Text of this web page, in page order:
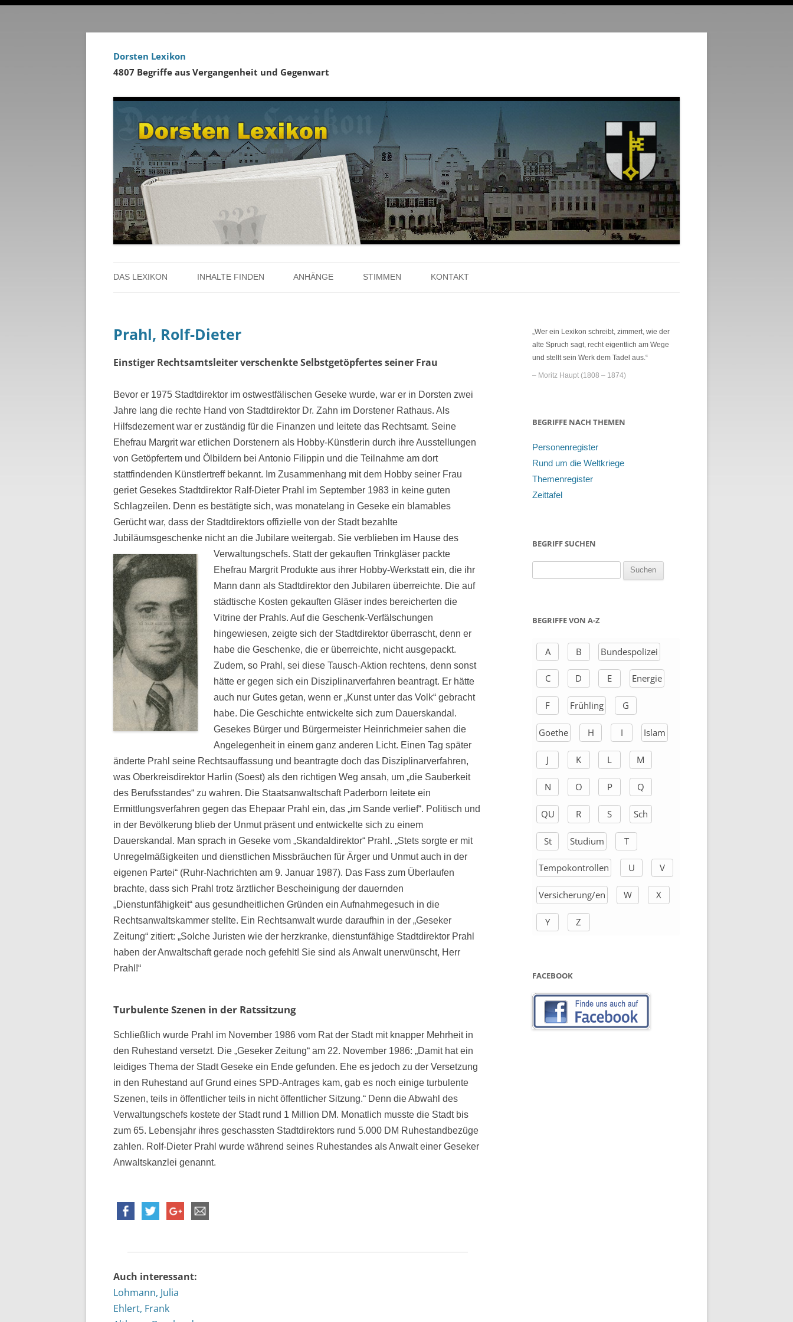
Dorsten Lexikon
4807 Begriffe aus Vergangenheit und Gegenwart
zum
DAS LEXIKON
ÜBER DAS PROJEKT
INHALTE FINDEN
PERSONENREGISTER
RUND UM DIE WELTKRIEGE
ZEITTAFEL
ANHÄNGE
LINKS
STIMMEN KONTAKT
Prahl, Rolf-Dieter
Einstiger Rechtsamtsleiter verschenkte Selbstgetöpfertes seiner Frau
Bevor er 1975 Stadtdirektor im ostwestfälischen Geseke wurde, war er in Dorsten zwei
Jahre lang die rechte Hand von Stadtdirektor Dr. Zahn im Dorstener Rathaus. Als
Hilfsdezernent war er zuständig für die Finanzen und leitete das Rechtsamt. Seine
Ehefrau Margrit war etlichen Dorstenern als Hobby-Künstlerin durch ihre Ausstellungen
von Getöpfertem und Ölbildern bei Antonio Filippin und die Teilnahme am dort
stattfindenden Künstlertreff bekannt. Im Zusammenhang mit dem Hobby seiner Frau
geriet Gesekes Stadtdirektor Ralf-Dieter Prahl im September 1983 in keine guten
Schlagzeilen. Denn es bestätigte sich, was monatelang in Geseke ein blamables
Gerücht war, dass der Stadtdirektors offizielle von der Stadt bezahlte
Jubiläumsgeschenke nicht an die Jubilare weitergab. Sie verblieben im Hause des
Verwaltungschefs. Statt der gekauften Trinkgläser packte
Ehefrau Margrit Produkte aus ihrer Hobby-Werkstatt ein, die ihr
Mann dann als Stadtdirektor den Jubilaren überreichte. Die auf
städtische Kosten gekauften Gläser indes bereicherten die
Vitrine der Prahls. Auf die Geschenk-Verfälschungen
hingewiesen, zeigte sich der Stadtdirektor überrascht, denn er
habe die Geschenke, die er überreichte, nicht ausgepackt.
Zudem, so Prahl, sei diese Tausch-Aktion rechtens, denn sonst
hätte er gegen sich ein Disziplinarverfahren beantragt. Er hätte
auch nur Gutes getan, wenn er „Kunst unter das Volk“ gebracht
habe. Die Geschichte entwickelte sich zum Dauerskandal.
Gesekes Bürger und Bürgermeister Heinrichmeier sahen die
Angelegenheit in einem ganz anderen Licht. Einen Tag später
änderte Prahl seine Rechtsauffassung und beantragte doch das Disziplinarverfahren,
was Oberkreisdirektor Harlin (Soest) als den richtigen Weg ansah, um „die Sauberkeit
des Berufsstandes“ zu wahren. Die Staatsanwaltschaft Paderborn leitete ein
Ermittlungsverfahren gegen das Ehepaar Prahl ein, das „im Sande verlief“. Politisch und
in der Bevölkerung blieb der Unmut präsent und entwickelte sich zu einem
Dauerskandal. Man sprach in Geseke vom „Skandaldirektor“ Prahl. „Stets sorgte er mit
Unregelmäßigkeiten und dienstlichen Missbräuchen für Ärger und Unmut auch in der
eigenen Partei“ (Ruhr-Nachrichten am 9. Januar 1987). Das Fass zum Überlaufen
brachte, dass sich Prahl trotz ärztlicher Bescheinigung der dauernden
„Dienstunfähigkeit“ aus gesundheitlichen Gründen ein Aufnahmegesuch in die
Rechtsanwaltskammer stellte. Ein Rechtsanwalt wurde daraufhin in der „Geseker
Zeitung“ zitiert: „Solche Juristen wie der herzkranke, dienstunfähige Stadtdirektor Prahl
haben der Anwaltschaft gerade noch gefehlt! Sie sind als Anwalt unerwünscht, Herr
Prahl!“
Turbulente Szenen in der Ratssitzung
Schließlich wurde Prahl im November 1986 vom Rat der Stadt mit knapper Mehrheit in
den Ruhestand versetzt. Die „Geseker Zeitung“ am 22. November 1986: „Damit hat ein
leidiges Thema der Stadt Geseke ein Ende gefunden. Ehe es jedoch zu der Versetzung
in den Ruhestand auf Grund eines SPD-Antrages kam, gab es noch einige turbulente
Szenen, teils in öffentlicher teils in nicht öffentlicher Sitzung.“ Denn die Abwahl des
Verwaltungschefs kostete der Stadt rund 1 Million DM. Monatlich musste die Stadt bis
zum 65. Lebensjahr ihres geschassten Stadtdirektors rund 5.000 DM Ruhestandbezüge
zahlen. Rolf-Dieter Prahl wurde während seines Ruhestandes als Anwalt einer Geseker
Anwaltskanzlei genannt.
Auch interessant:
Lohmann, Julia
Ehlert, Frank
„Wer ein Lexikon schreibt, zimmert, wie der
alte Spruch sagt, recht eigentlich am Wege
und stellt sein Werk dem Tadel aus.“
– Moritz Haupt (1808 – 1874)
BEGRIFFE NACH THEMEN
Personenregister
Rund um die Weltkriege
Themenregister
Zeittafel
BEGRIFF SUCHEN
h
h
BEGRIFFE VON A-Z
A B Bundespolizei
C D E Energie
F Frühling G
Goethe H I Islam
J K L M
N O P Q
QU R S Sch
St Studium T
Tempokontrollen U V
Versicherung/en W X
Y Z
FACEBOOK